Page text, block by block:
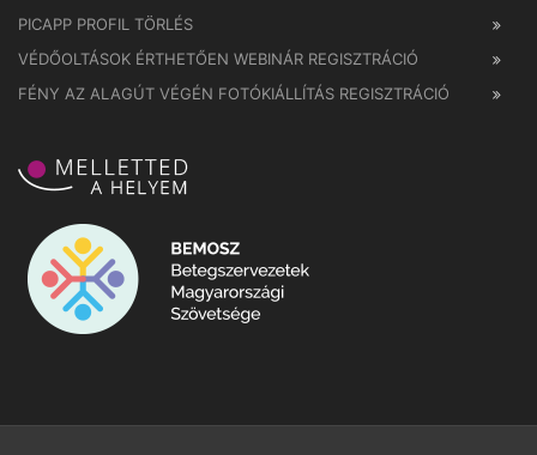
PICAPP PROFIL TÖRLÉS
VÉDŐOLTÁSOK ÉRTHETŐEN WEBINÁR REGISZTRÁCIÓ
FÉNY AZ ALAGÚT VÉGÉN FOTÓKIÁLLÍTÁS REGISZTRÁCIÓ